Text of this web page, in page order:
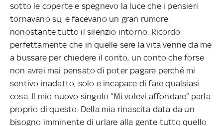
sotto le coperte e spegnevo la luce che i pensieri
tornavano su, e facevano un gran rumore
nonostante tutto il silenzio intorno. Ricordo
perfettamente che in quelle sere la vita venne da me
a bussare per chiedere il conto, un conto che forse
non avrei mai pensato di poter pagare perché mi
sentivo inadatto, solo e incapace di fare qualsiasi
cosa. Il mio nuovo singolo “Mi volevi affondare” parla
proprio di questo. Della mia rinascita data da un
bisogno imminente di urlare alla gente tutto quello